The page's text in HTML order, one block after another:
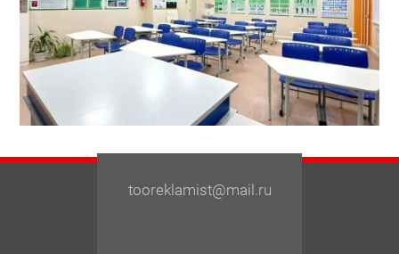
tooreklamist@mail.ru